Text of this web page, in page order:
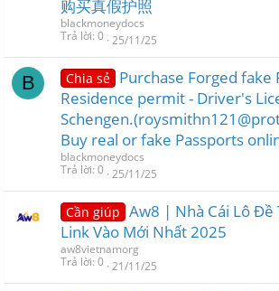
购买真假护照
blackmoneydocs
Trả lời 0 25/11/25
B Chia sẻ Purchase Forged fake
Residence permit - Driver's
Buy real or fake Passports
blackmoneydocs
Trả lời 0 25/11/25
Cần giúp Aw8 | Nhà Cái Lô Đề
Link Vào Mới Nhất 2025
aw8vietnamorg
Trả lời 0 21/11/25